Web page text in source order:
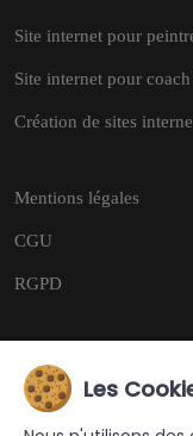
Site internet pour
Site internet pour
Création de sites
Mentions légales
CGU
RGPD
Les